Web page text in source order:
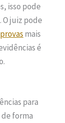
isso pode
O juiz pode
provas mais
é
para
de forma